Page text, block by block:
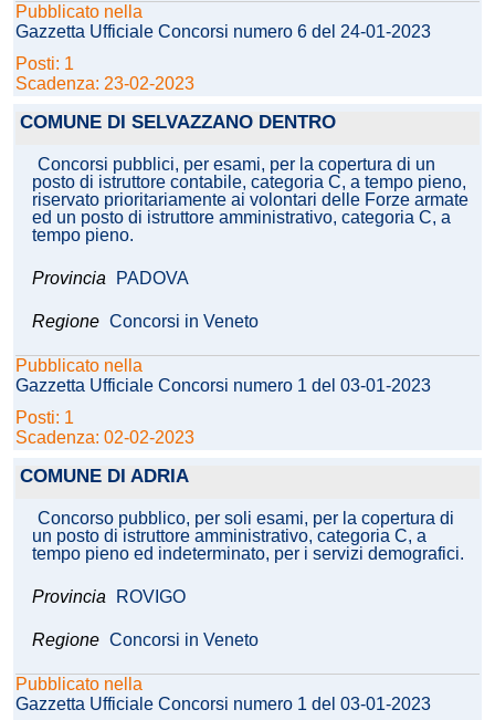
Pubblicato nella
Gazzetta Ufficiale Concorsi numero 6 del 24-01-2023
Posti: 1
Scadenza: 23-02-2023
COMUNE DI SELVAZZANO DENTRO
Concorsi pubblici, per esami, per la copertura di un
posto di istruttore contabile, categoria C, a tempo pieno,
riservato prioritariamente ai volontari delle Forze armate
ed un posto di istruttore amministrativo, categoria C, a
tempo pieno.
Provincia PADOVA
Regione Concorsi in Veneto
Pubblicato nella
Gazzetta Ufficiale Concorsi numero 1 del 03-01-2023
Posti: 1
Scadenza: 02-02-2023
COMUNE DI ADRIA
Concorso pubblico, per soli esami, per la copertura di
un posto di istruttore amministrativo, categoria C, a
tempo pieno ed indeterminato, per i servizi demografici.
Provincia ROVIGO
Regione Concorsi in Veneto
Pubblicato nella
Gazzetta Ufficiale Concorsi numero 1 del 03-01-2023